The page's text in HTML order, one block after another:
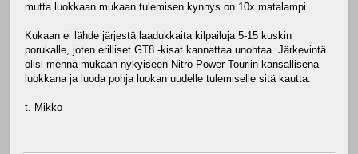
mutta luokkaan mukaan tulemisen kynnys on 10x matalampi.
Kukaan ei lähde järjestä laadukkaita kilpailuja 5-15 kuskin
porukalle, joten erilliset GT8 -kisat kannattaa unohtaa. Järkevintä
olisi mennä mukaan nykyiseen Nitro Power Touriin kansallisena
luokkana ja luoda pohja luokan uudelle tulemiselle sitä kautta.
t. Mikko